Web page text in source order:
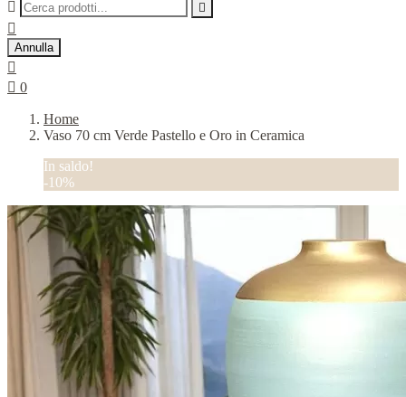
 

Annulla

 0
Home
Vaso 70 cm Verde Pastello e Oro in Ceramica
In saldo!
-10%